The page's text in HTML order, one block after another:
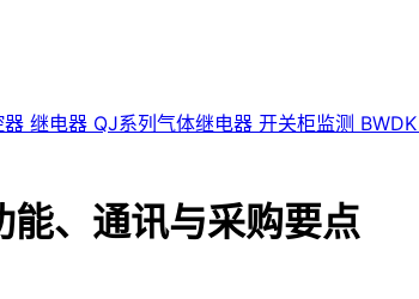
器 继电器 QJ系列气体继电器 开关柜监测 BWDK
、通讯与采购要点